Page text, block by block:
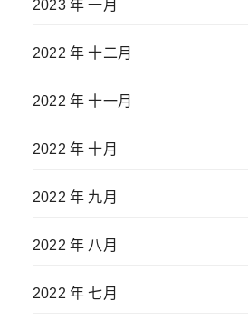
2023 年 一月
2022 年 十二月
2022 年 十一月
2022 年 十月
2022 年 九月
2022 年 八月
2022 年 七月